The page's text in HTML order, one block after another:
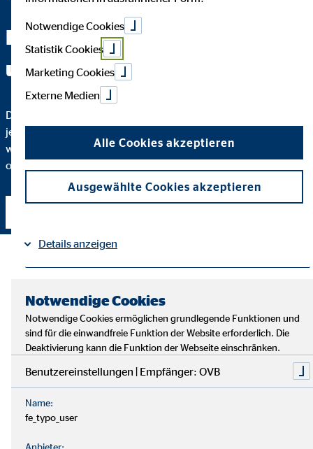
Fachchinesisch wirst du bei
uns nicht hören.
Das Wichtigste an einer guten Finanzberatung ist, dass du
jeden Schritt verstehst. Deshalb erklären wir dir genau, warum
wir eine bestimmte Finanzlösung empfehlen und wie diese
optimal zu deinen individuellen Bedürfnissen passt.
Notwendige Cookies
Statistik Cookies
Marketing Cookies
Externe Medien
Alle Cookies akzeptieren
Ausgewählte Cookies akzeptieren
Details anzeigen
Notwendige Cookies
Notwendige Cookies ermöglichen grundlegende Funktionen und
sind für die einwandfreie Funktion der Website erforderlich. Die
Deaktivierung kann die Funktion der Webseite einschränken.
Benutzereinstellungen | Empfänger: OVB
Name:
fe_typo_user
Anbieter: